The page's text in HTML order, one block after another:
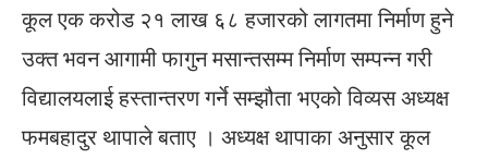
कूल एक करोड २१ लाख ६८ हजारको लागतमा निर्माण हुने
उक्त भवन आगामी फागुन मसान्तसम्म निर्माण सम्पन्न गरी
विद्यालयलाई हस्तान्तरण गर्ने सम्झौता भएको विव्यस अध्यक्ष
फमबहादुर थापाले बताए । अध्यक्ष थापाका अनुसार कूल